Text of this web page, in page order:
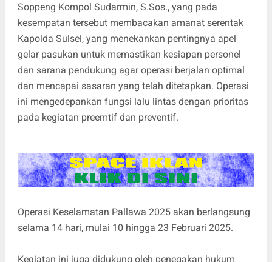
Soppeng Kompol Sudarmin, S.Sos., yang pada
kesempatan tersebut membacakan amanat serentak
Kapolda Sulsel, yang menekankan pentingnya apel
gelar pasukan untuk memastikan kesiapan personel
dan sarana pendukung agar operasi berjalan optimal
dan mencapai sasaran yang telah ditetapkan. Operasi
ini mengedepankan fungsi lalu lintas dengan prioritas
pada kegiatan preemtif dan preventif.
Operasi Keselamatan Pallawa 2025 akan berlangsung
selama 14 hari, mulai 10 hingga 23 Februari 2025.
Kegiatan ini juga didukung oleh penegakan hukum